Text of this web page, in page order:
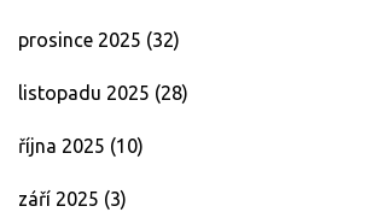
prosince 2025 (32)
listopadu 2025 (28)
října 2025 (10)
září 2025 (3)